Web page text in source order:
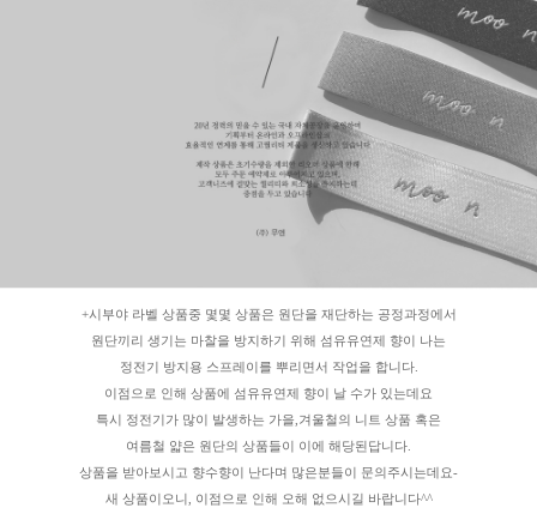
+시부야 라벨 상품중 몇몇 상품은 원단을 재단하는 공정과정에서
원단끼리 생기는 마찰을 방지하기 위해 섬유유연제 향이 나는
정전기 방지용 스프레이를 뿌리면서 작업을 합니다.
이점으로 인해 상품에 섬유유연제 향이 날 수가 있는데요
특시 정전기가 많이 발생하는 가을,겨울철의 니트 상품 혹은
여름철 얇은 원단의 상품들이 이에 해당된답니다.
상품을 받아보시고 향수향이 난다며 많은분들이 문의주시는데요-
새 상품이오니, 이점으로 인해 오해 없으시길 바랍니다^^